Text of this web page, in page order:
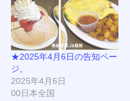
★2025年4月6日の告知ペー
ジ。
2025年4月6日
00日本全国